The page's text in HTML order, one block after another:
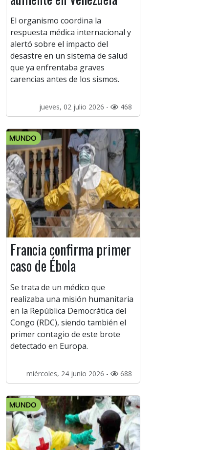
El organismo coordina la
respuesta médica internacional y
alertó sobre el impacto del
desastre en un sistema de salud
que ya enfrentaba graves
carencias antes de los sismos.
jueves, 02 julio 2026 - 468
MUNDO
Francia confirma primer
caso de Ébola
Se trata de un médico que
realizaba una misión humanitaria
en la República Democrática del
Congo (RDC), siendo también el
primer contagio de este brote
detectado en Europa.
miércoles, 24 junio 2026 - 688
MUNDO